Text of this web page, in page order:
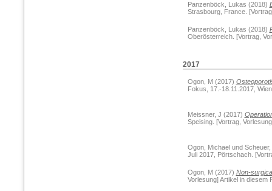
Panzenböck, Lukas (2018)
Strasbourg, France.
Panzenböck, Lukas (2018)
Oberösterreich. [Vortrag,
2017
Ogon, M(2017)
Fokus, 17.-18.11.2017,
Meissner, J (2017)
Speising. [Vortrag,
Ogon, Michaelund
Juli 2017, Pörtschach.
Ogon, M(2017) Non-
Vorlesung] Artikel in diesem